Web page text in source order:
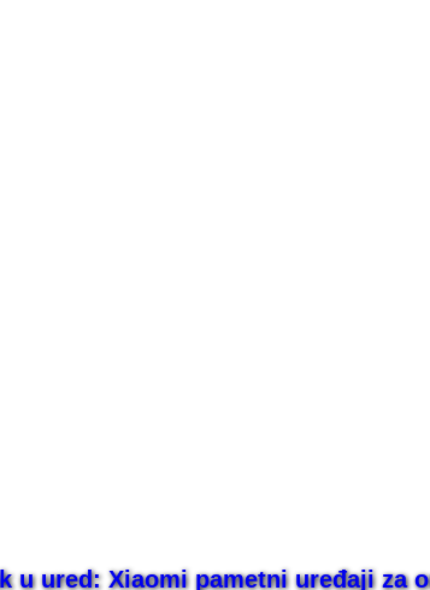
u ured: Xiaomi pametni uređaji